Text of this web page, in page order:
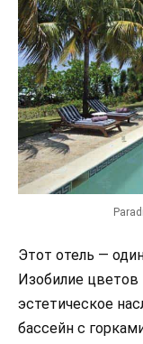
Этот отель —
Изобилие цветов
эстетическое
бассейн с